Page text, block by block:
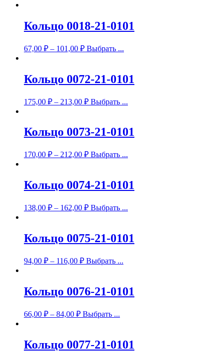
Кольцо 0018-21-0101
67,00 ₽ – 101,00 ₽ Выбрать ...
Кольцо 0072-21-0101
175,00 ₽ – 213,00 ₽ Выбрать ...
Кольцо 0073-21-0101
170,00 ₽ – 212,00 ₽ Выбрать ...
Кольцо 0074-21-0101
138,00 ₽ – 162,00 ₽ Выбрать ...
Кольцо 0075-21-0101
94,00 ₽ – 116,00 ₽ Выбрать ...
Кольцо 0076-21-0101
66,00 ₽ – 84,00 ₽ Выбрать ...
Кольцо 0077-21-0101